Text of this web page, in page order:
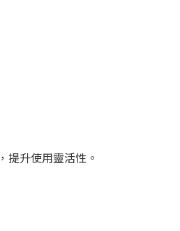
提升使用靈活性。